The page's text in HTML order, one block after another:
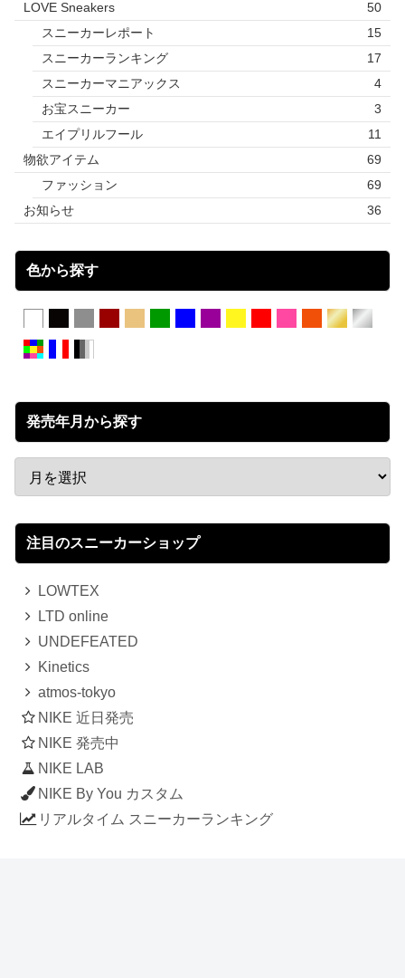
LOVE Sneakers
50
スニーカーレポート
15
スニーカーランキング
17
スニーカーマニアックス
4
お宝スニーカー
3
エイプリルフール
11
物欲アイテム
69
ファッション
69
お知らせ
36
色から探す
発売年月から探す
注目のスニーカーショップ
LOWTEX
LTD online
UNDEFEATED
Kinetics
atmos-tokyo
NIKE 近日発売
NIKE 発売中
NIKE LAB
NIKE By You カスタム
リアルタイム スニーカーランキング